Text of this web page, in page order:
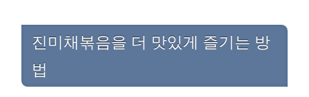
진미채볶음을 더 맛있게 즐기는 방
법